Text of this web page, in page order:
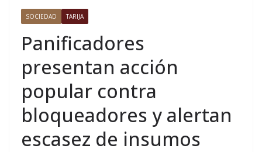
SOCIEDAD TARIJA
Panificadores
presentan acción
popular contra
bloqueadores y alertan
escasez de insumos